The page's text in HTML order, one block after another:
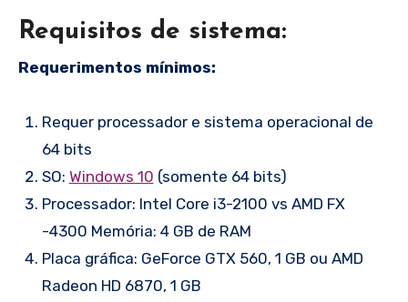
Requisitos de sistema:
Requerimentos mínimos:
Requer processador e sistema operacional de
64 bits
SO: Windows 10 (somente 64 bits)
Processador: Intel Core i3-2100 vs AMD FX
-4300 Memória: 4 GB de RAM
Placa gráfica: GeForce GTX 560, 1 GB ou AMD
Radeon HD 6870, 1 GB